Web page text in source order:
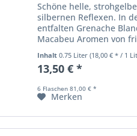
Schöne helle,
silbernen Reflexen. In
entfalten Grenache
Macabeu Aromen von
Ananas, Anis und
von Geißblatt und
leichten Röstnote. Der
Inhalt 0.75 Liter (18,00 € * / 1
13,50 € *
6 Flaschen 81,00 € *
Merken